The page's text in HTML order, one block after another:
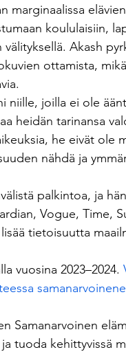
marginaalissa
koululaisiin,
Akash
ottamista,
niille, joilla ei ole
heidän tarinansa
he eivät ole
nähdä ja
palkintoa, ja
Vogue, Time,
tietoisuutta
vuosina 2023–2024.
Samanarvoinen
tuoda kehittyvissä